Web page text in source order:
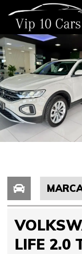
LIFE 2.0